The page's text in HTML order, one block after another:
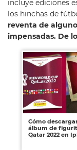
incluye ediciones
los hinchas de
reventa de
impensadas. De
Cómo
álbum de
Qatar 2022 en